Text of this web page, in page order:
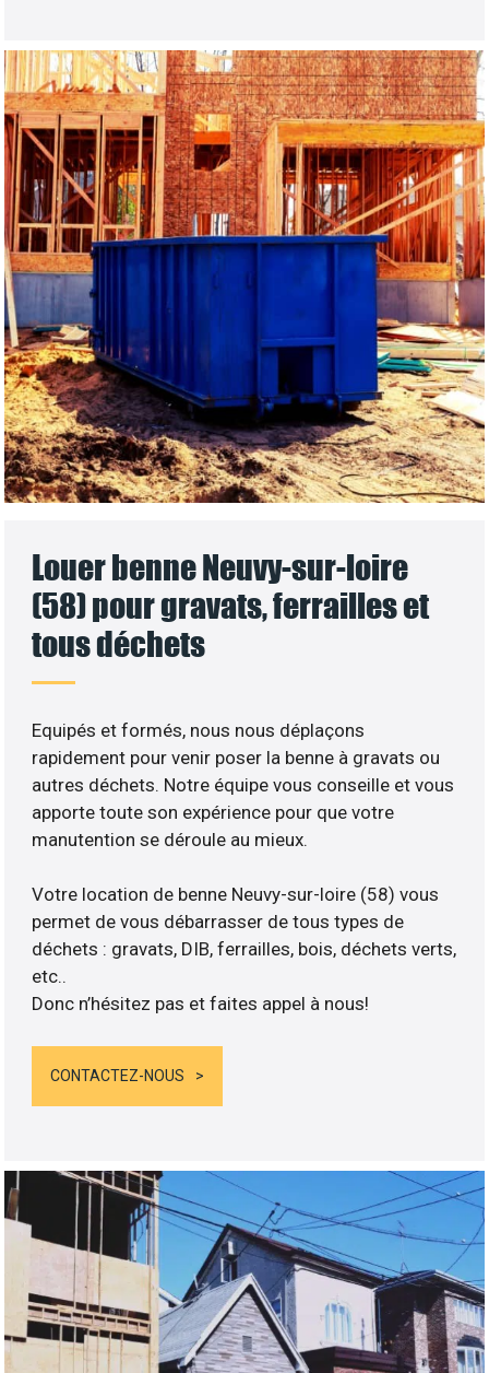
Louer benne Neuvy-sur-loire
(58) pour gravats, ferrailles et
tous déchets
Equipés et formés, nous nous déplaçons
rapidement pour venir poser la benne à gravats ou
autres déchets. Notre équipe vous conseille et vous
apporte toute son expérience pour que votre
manutention se déroule au mieux.
Votre location de benne Neuvy-sur-loire (58) vous
permet de vous débarrasser de tous types de
déchets : gravats, DIB, ferrailles, bois, déchets verts,
etc..
Donc n’hésitez pas et faites appel à nous!
CONTACTEZ-NOUS